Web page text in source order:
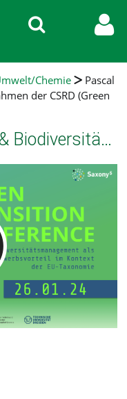
Chemie
Pascal
der CSRD (Green
Pascal Bunk: Bergbau & Biodiversität im Rahmen der CSRD (Green Transition Conference 2024)